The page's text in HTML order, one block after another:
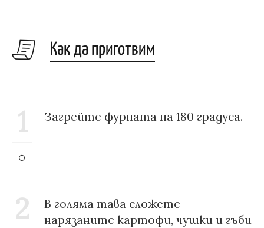
Как да приготвим
1 Загрейте фурната на 180 градуса.
2
В голяма тава сложете
нарязаните картофи, чушки и гъби